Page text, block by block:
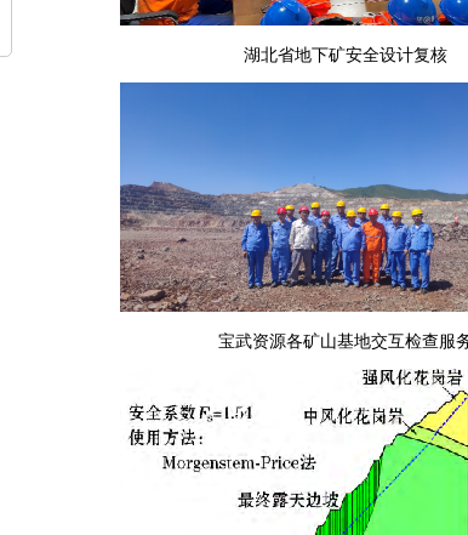
湖北省地下矿安全设计复核
宝武资源各矿山基地交互检查服